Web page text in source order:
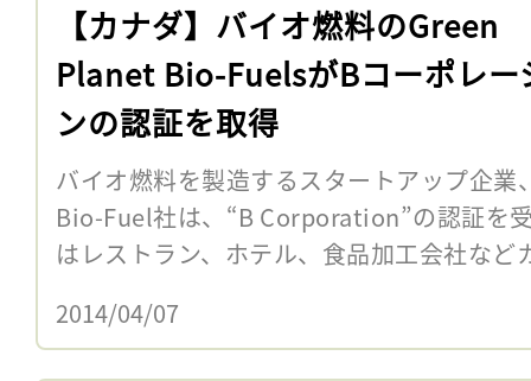
【カナダ】バイオ燃料のGreen
Planet Bio-FuelsがBコーポレー
ンの認証を取得
バイオ燃料を製造するスタートアップ企
Bio-Fuel社は、“B Corporation”の認証を
はレストラン、ホテル、食品加工会社な
2014/04/07